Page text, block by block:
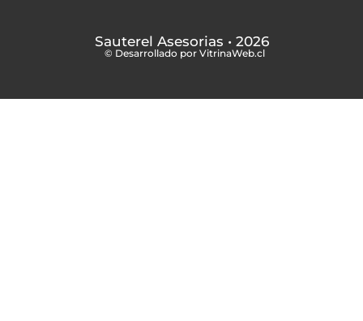
Sauterel Asesorias • 2026
© Desarrollado por VitrinaWeb.cl